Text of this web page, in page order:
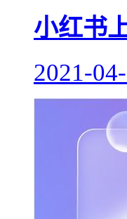
小红书
2021-